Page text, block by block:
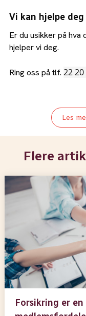
Vi kan hjelpe deg
Er du usikker på hva
hjelper vi deg.
Ring oss på tlf. 22
Les
Flere
Forsikring er